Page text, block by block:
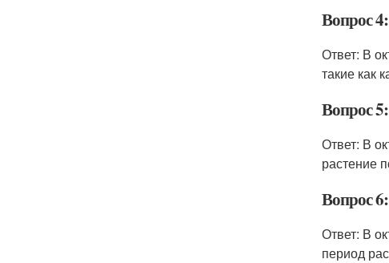
Вопрос
Ответ: В
такие как
Вопрос
Ответ: В
растение
Вопрос
Ответ: В
период